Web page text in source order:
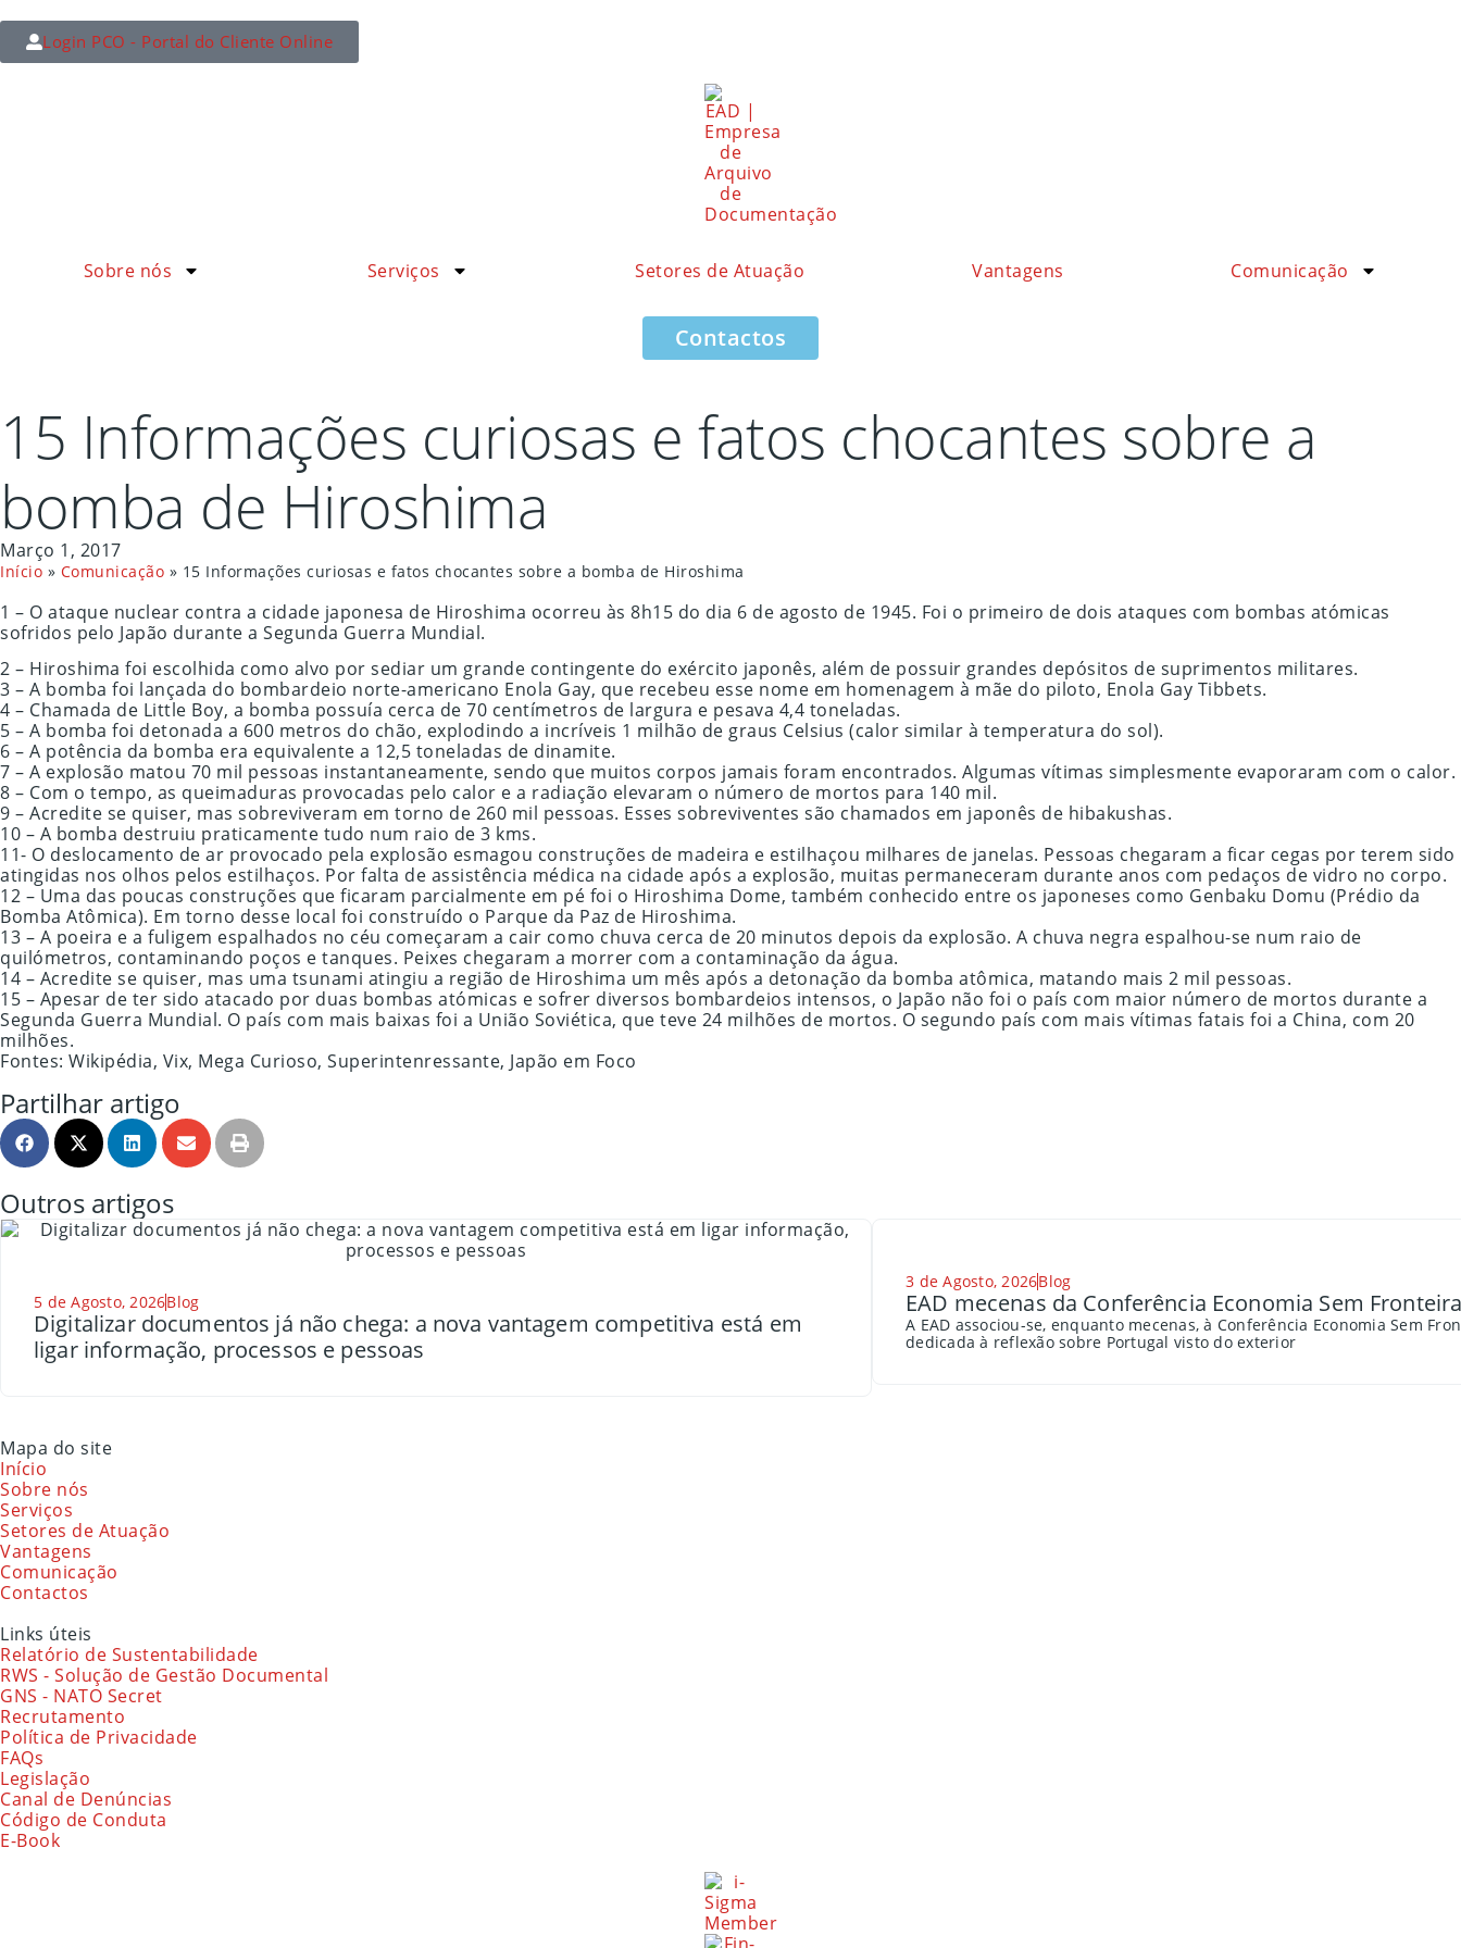
Login PCO - Portal do Cliente Online
Sobre nós Serviços Setores de Atuação Vantagens Comunicação
Contactos
15 Informações curiosas e fatos chocantes sobre a
bomba de Hiroshima
Março 1, 2017
Início » Comunicação » 15 Informações curiosas e fatos chocantes sobre a bomba de Hiroshima
1 – O ataque nuclear contra a cidade japonesa de Hiroshima ocorreu às 8h15 do dia 6 de agosto de 1945. Foi o primeiro de dois ataques com bombas atómicas
sofridos pelo Japão durante a Segunda Guerra Mundial.
2 – Hiroshima foi escolhida como alvo por sediar um grande contingente do exército japonês, além de possuir grandes depósitos de suprimentos militares.
3 – A bomba foi lançada do bombardeio norte-americano Enola Gay, que recebeu esse nome em homenagem à mãe do piloto, Enola Gay Tibbets.
4 – Chamada de Little Boy, a bomba possuía cerca de 70 centímetros de largura e pesava 4,4 toneladas.
5 – A bomba foi detonada a 600 metros do chão, explodindo a incríveis 1 milhão de graus Celsius (calor similar à temperatura do sol).
6 – A potência da bomba era equivalente a 12,5 toneladas de dinamite.
7 – A explosão matou 70 mil pessoas instantaneamente, sendo que muitos corpos jamais foram encontrados. Algumas vítimas simplesmente evaporaram com o calor.
8 – Com o tempo, as queimaduras provocadas pelo calor e a radiação elevaram o número de mortos para 140 mil.
9 – Acredite se quiser, mas sobreviveram em torno de 260 mil pessoas. Esses sobreviventes são chamados em japonês de hibakushas.
10 – A bomba destruiu praticamente tudo num raio de 3 kms.
11- O deslocamento de ar provocado pela explosão esmagou construções de madeira e estilhaçou milhares de janelas. Pessoas chegaram a ficar cegas por terem sido
atingidas nos olhos pelos estilhaços. Por falta de assistência médica na cidade após a explosão, muitas permaneceram durante anos com pedaços de vidro no corpo.
12 – Uma das poucas construções que ficaram parcialmente em pé foi o Hiroshima Dome, também conhecido entre os japoneses como Genbaku Domu (Prédio da
Bomba Atômica). Em torno desse local foi construído o Parque da Paz de Hiroshima.
13 – A poeira e a fuligem espalhados no céu começaram a cair como chuva cerca de 20 minutos depois da explosão. A chuva negra espalhou-se num raio de
quilómetros, contaminando poços e tanques. Peixes chegaram a morrer com a contaminação da água.
14 – Acredite se quiser, mas uma tsunami atingiu a região de Hiroshima um mês após a detonação da bomba atômica, matando mais 2 mil pessoas.
15 – Apesar de ter sido atacado por duas bombas atómicas e sofrer diversos bombardeios intensos, o Japão não foi o país com maior número de mortos durante a
Segunda Guerra Mundial. O país com mais baixas foi a União Soviética, que teve 24 milhões de mortos. O segundo país com mais vítimas fatais foi a China, com 20
milhões.
Fontes: Wikipédia, Vix, Mega Curioso, Superintenressante, Japão em Foco
Partilhar artigo
Outros artigos
5 de Agosto, 2026Blog
Digitalizar documentos já não chega: a nova vantagem competitiva está em
ligar informação, processos e pessoas
3 de Agosto, 2026Blog
EAD mecenas da Conferência Economia Sem
A EAD associou-se, enquanto mecenas, à Conferência Economia Sem
dedicada à reflexão sobre Portugal visto do exterior
Mapa do site
Início
Sobre nós
Serviços
Setores de Atuação
Vantagens
Comunicação
Contactos
Links úteis
Relatório de Sustentabilidade
RWS - Solução de Gestão Documental
GNS - NATO Secret
Recrutamento
Política de Privacidade
FAQs
Legislação
Canal de Denúncias
Código de Conduta
E-Book